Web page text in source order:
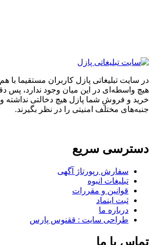
تبلیغاتی پازل کاربران مستقیما با هم
در این میان وجود ندارد، پس دقت
و فروشِ شما پازل هیچ دخالتی نداشته و
مختلف امنیتی را در نظر بگیرند.
سریع
سفارش رپورتاژ آگهی
تبلیغات انبوه
قوانین و مقررات
ثبت اینماد
درباره ما
طراحی سایت : ققنوس پارس
با ما